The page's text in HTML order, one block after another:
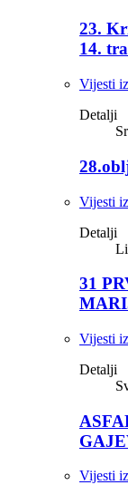
23.
14.
Vijesti
Detalji
Vijesti
Detalji
31
Vijesti
Detalji
Vijesti